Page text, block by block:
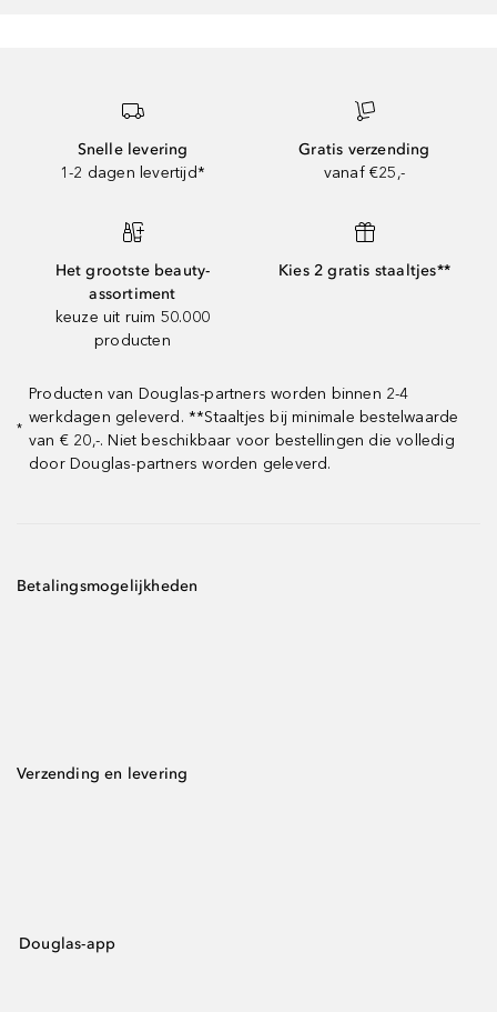
Snelle levering
1-2 dagen levertijd*
Gratis verzending
vanaf €25,-
Het grootste beauty-
assortiment
keuze uit ruim 50.000
producten
Kies 2 gratis staaltjes**
*
Producten van Douglas-partners worden binnen 2-4
werkdagen geleverd. **Staaltjes bij minimale bestelwaarde
van € 20,-. Niet beschikbaar voor bestellingen die volledig
door Douglas-partners worden geleverd.
Betalingsmogelijkheden
Verzending en levering
Douglas-app